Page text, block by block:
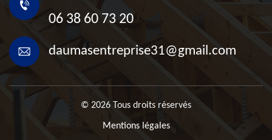
06 38 60 73 20
daumasentreprise31@gmail.com
© 2026 Tous droits réservés
Mentions légales